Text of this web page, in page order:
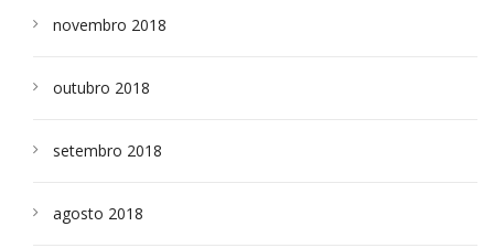
novembro 2018
outubro 2018
setembro 2018
agosto 2018